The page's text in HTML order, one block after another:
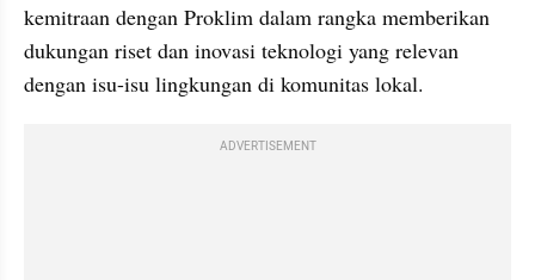
kemitraan dengan Proklim dalam rangka memberikan
dukungan riset dan inovasi teknologi yang relevan
dengan isu-isu lingkungan di komunitas lokal.
ADVERTISEMENT